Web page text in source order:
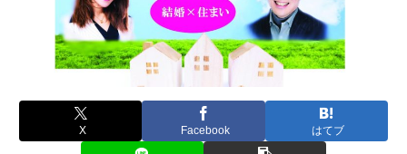
X Facebook はてブ